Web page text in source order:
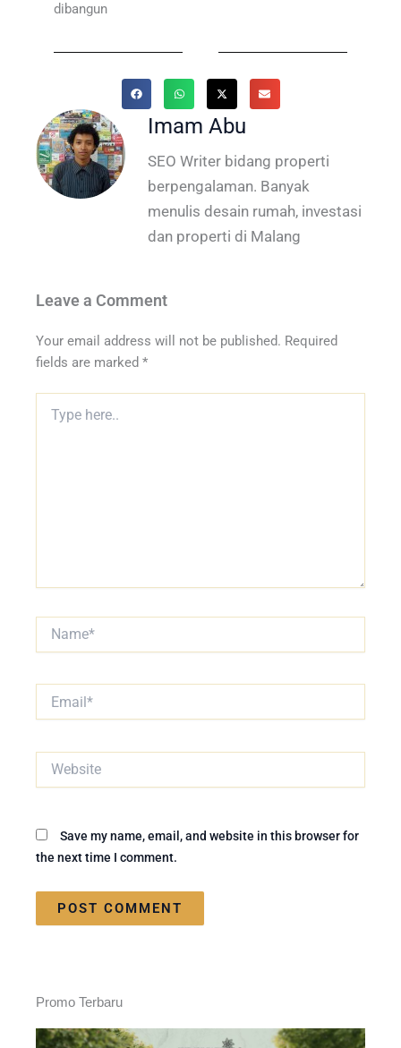
dibangun
Imam Abu
SEO Writer bidang properti
berpengalaman. Banyak
menulis desain rumah, investasi
dan properti di Malang
Leave a Comment
Your email address will not be published. Required
fields are marked *
here..
Save my name, email, and website in this browser for
the next time I comment.
Promo Terbaru